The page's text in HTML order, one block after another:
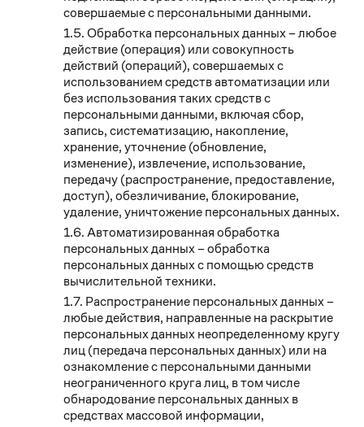
совершаемые с персональными данными.
Обработка персональных данных – любое
действие (операция) или совокупность
действий (операций), совершаемых с
использованием средств автоматизации или
без использования таких средств с
персональными данными, включая сбор,
запись, систематизацию, накопление,
хранение, уточнение (обновление,
изменение), извлечение, использование,
передачу (распространение, предоставление,
доступ), обезличивание, блокирование,
удаление, уничтожение персональных данных.
Автоматизированная обработка
персональных данных – обработка
персональных данных с помощью средств
вычислительной техники.
Распространение персональных данных –
любые действия, направленные на раскрытие
персональных данных неопределенному кругу
лиц (передача персональных данных) или на
ознакомление с персональными данными
неограниченного круга лиц, в том числе
обнародование персональных данных в
средствах массовой информации,